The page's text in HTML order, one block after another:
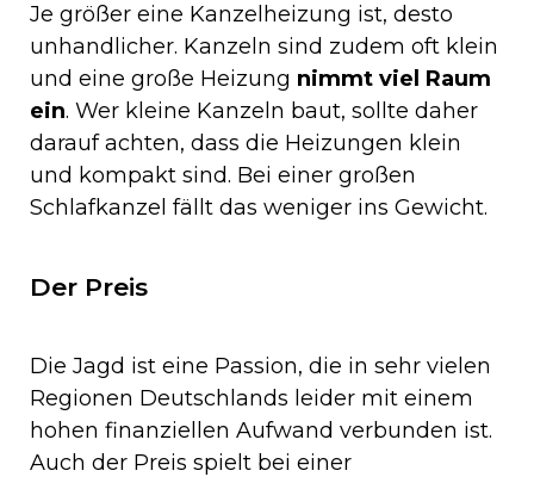
Je größer eine Kanzelheizung ist, desto
unhandlicher. Kanzeln sind zudem oft klein
und eine große Heizung nimmt viel Raum
ein. Wer kleine Kanzeln baut, sollte daher
darauf achten, dass die Heizungen klein
und kompakt sind. Bei einer großen
Schlafkanzel fällt das weniger ins Gewicht.
Der Preis
Die Jagd ist eine Passion, die in sehr vielen
Regionen Deutschlands leider mit einem
hohen finanziellen Aufwand verbunden ist.
Auch der Preis spielt bei einer